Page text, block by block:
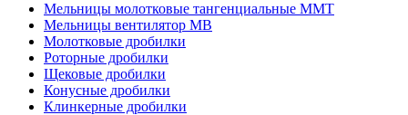
Мельницы молотковые тангенциальные ММТ
Мельницы вентилятор МВ
Молотковые дробилки
Роторные дробилки
Щековые дробилки
Конусные дробилки
Клинкерные дробилки